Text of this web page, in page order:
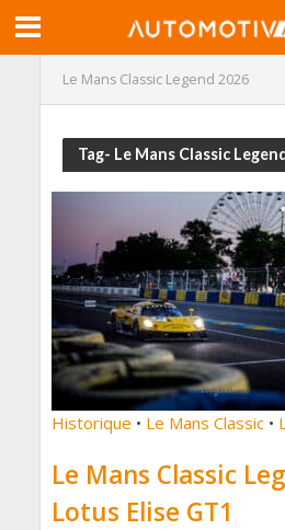
Le Mans Classic Legend 2026
Tag- Le Mans Classic
Historique • Le Mans Classic •
Le Mans Classic
Lotus Elise GT1